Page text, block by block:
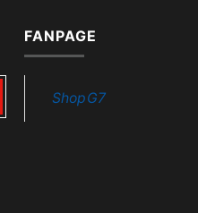
FANPAGE
ShopG7